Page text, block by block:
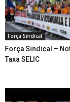
Força Sindical
Força Sindical –
Taxa SELIC